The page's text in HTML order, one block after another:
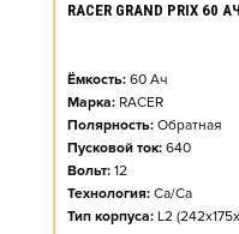
RACER GRAND PRIX
Ёмкость: 60 Ач
Марка: RACER
Полярность: Обратная
Пусковой ток: 640
Вольт: 12
Технология: Ca/Ca
Тип корпуса: L2